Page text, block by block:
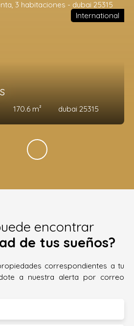
170.6 m² dubai 25315
International
encontrar
de tus sueños?
correspondientes a tu
a nuestra alerta por correo